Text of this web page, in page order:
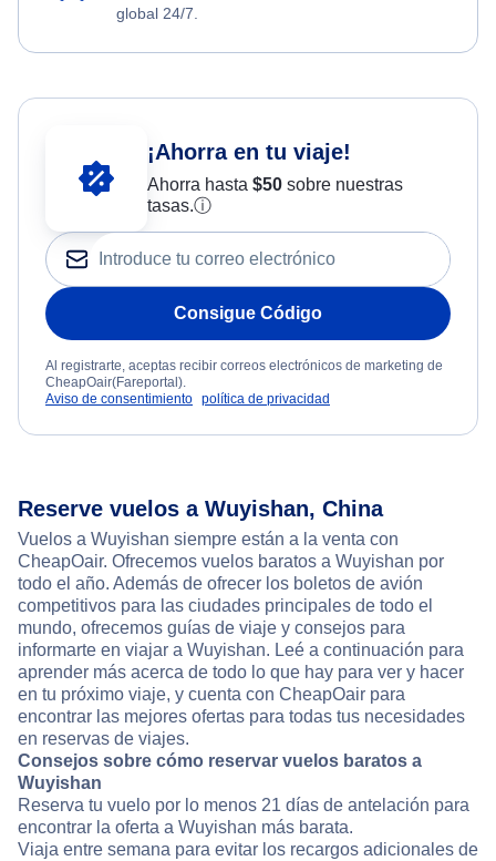
global 24/7.
¡Ahorra en tu viaje!
Ahorra hasta $50sobre nuestras
tasas.ⓘ
Consigue Código
Al registrarte, aceptas recibir correos electrónicos de marketing de
CheapOair(Fareportal).
Aviso de consentimiento política de privacidad
Reserve vuelos a Wuyishan, China
Vuelos a Wuyishan siempre están a la venta con
CheapOair. Ofrecemos vuelos baratos a Wuyishan por
todo el año. Además de ofrecer los boletos de avión
competitivos para las ciudades principales de todo el
mundo, ofrecemos guías de viaje y consejos para
informarte en viajar a Wuyishan. Leé a continuación para
aprender más acerca de todo lo que hay para ver y hacer
en tu próximo viaje, y cuenta con CheapOair para
encontrar las mejores ofertas para todas tus necesidades
en reservas de viajes.
Consejos sobre cómo reservar vuelos baratos a
Wuyishan
Reserva tu vuelo por lo menos 21 días de antelación para
encontrar la oferta a Wuyishan más barata.
Viaja entre semana para evitar los recargos adicionales de